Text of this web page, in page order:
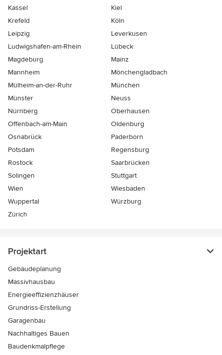
Kassel
Kiel
Krefeld
Köln
Leipzig
Leverkusen
Ludwigshafen-am-Rhein
Lübeck
Magdeburg
Mainz
Mannheim
Mönchen­gladbach
Mülheim-an-der-Ruhr
München
Münster
Neuss
Nürnberg
Oberhausen
Offenbach-am-Main
Oldenburg
Osnabrück
Paderborn
Potsdam
Regensburg
Rostock
Saarbrücken
Solingen
Stuttgart
Wien
Wiesbaden
Wuppertal
Würzburg
Zürich
Projektart
Gebäudeplanung
Massivhausbau
Energieeffizienzhäuser
Grundriss-Erstellung
Garagenbau
Nachhaltiges Bauen
Baudenkmalpflege